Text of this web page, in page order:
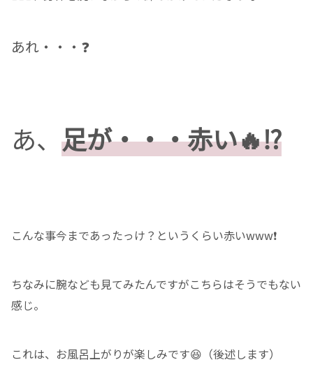
あれ・・・❓
あ、 足が・・・赤い🔥⁉️
こんな事今まであったっけ？というくらい赤いwww❗️
ちなみに腕なども見てみたんですがこちらはそうでもない
感じ。
これは、お風呂上がりが楽しみです😆（後述します）